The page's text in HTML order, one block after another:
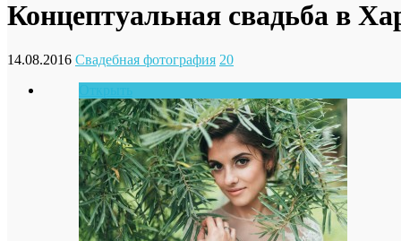
Концептуальная свадьба в
14.08.2016 Свадебная фотография 20